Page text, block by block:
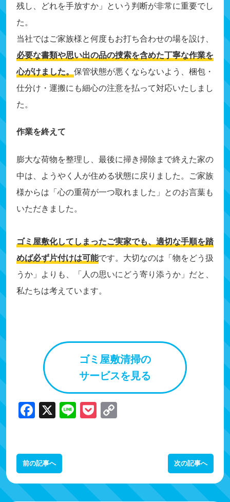
残し、どれを手放すか」という判断が非常に重要でし
た。
当社ではご家族様と何度もお打ち合わせの場を設け、
必要な書類や思い出の品の捜索を含めた丁寧な作業を
心がけました。 保管状態が悪くならないよう、梱包・
仕分け・運搬にも細心の注意を払って対応いたしまし
た。
作業を終えて
膨大な荷物を整理し、最後に掃き掃除まで終えた家の
中は、ようやく人が住める状態に戻りました。ご家族
様からは「心の重荷が一つ取れました」とのお言葉も
いただきました。
ゴミ屋敷化してしまったご実家でも、適切な手順を踏
めば必ず片付けは可能です。大切なのは「物をどう扱
うか」よりも、「人の思いにどう寄り添うか」だと、
私たちは考えています。
ゴミ屋敷清掃の
サービスを見る
F
e
b
o
X
Li P
n
投
稿
ナ
前の記事へ 次の記事へ